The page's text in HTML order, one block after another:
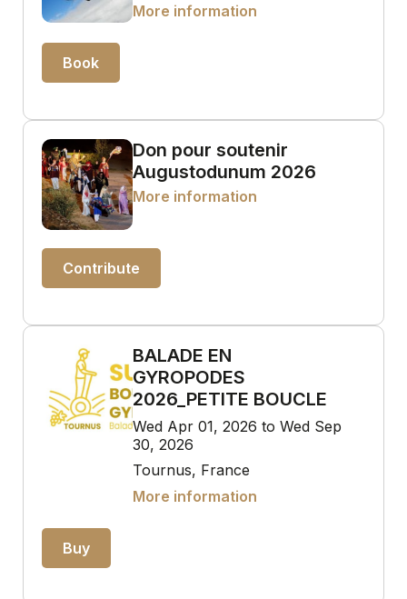
More information
Book
Don pour soutenir
Augustodunum 2026
More information
Contribute
BALADE EN
GYROPODES
2026_PETITE BOUCLE
Wed Apr 01, 2026 to Wed Sep
30, 2026
Tournus, France
More information
Buy